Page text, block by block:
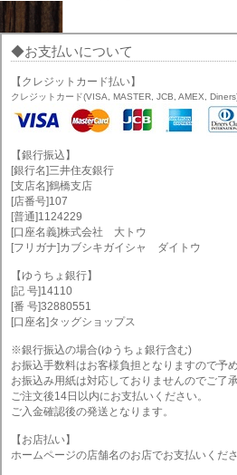
お支払いについて
【クレジットカード払い】
クレジットカード(VISA, MASTER, JCB, AMEX,
【銀行振込】
[銀行名]三井住友銀行
[支店名]鶴橋支店
[店番号]107
[普通]1124229
[口座名義]株式会社 大トウ
[フリガナ]カブシキガイシャ ダイトウ
【ゆうちょ銀行】
[記 号]14110
[番 号]32880551
[口座名]タッグショップス
※銀行振込の場合(ゆうちょ銀行含む)
お振込手数料はお客様負担となりますので予
お振込み用紙は対応しておりませんのでご了承
ご注文後14日以内にお支払いください。
ご入金確認後の発送となります。
【お店払い】
ホームページの店舗名のお店でお支払いくださ